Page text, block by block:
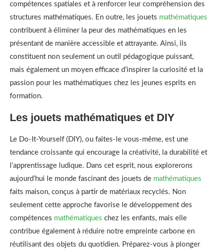
compétences spatiales et à renforcer leur compréhension des
structures mathématiques. En outre, les jouets mathématiques
contribuent à éliminer la peur des mathématiques en les
présentant de manière accessible et attrayante. Ainsi, ils
constituent non seulement un outil pédagogique puissant,
mais également un moyen efficace d’inspirer la curiosité et la
passion pour les mathématiques chez les jeunes esprits en
formation.
Les jouets mathématiques et DIY
Le Do-It-Yourself (DIY), ou faites-le vous-même, est une
tendance croissante qui encourage la créativité, la durabilité et
l’apprentissage ludique. Dans cet esprit, nous explorerons
aujourd’hui le monde fascinant des jouets de mathématiques
faits maison, conçus à partir de matériaux recyclés. Non
seulement cette approche favorise le développement des
compétences mathématiques chez les enfants, mais elle
contribue également à réduire notre empreinte carbone en
réutilisant des objets du quotidien. Préparez-vous à plonger